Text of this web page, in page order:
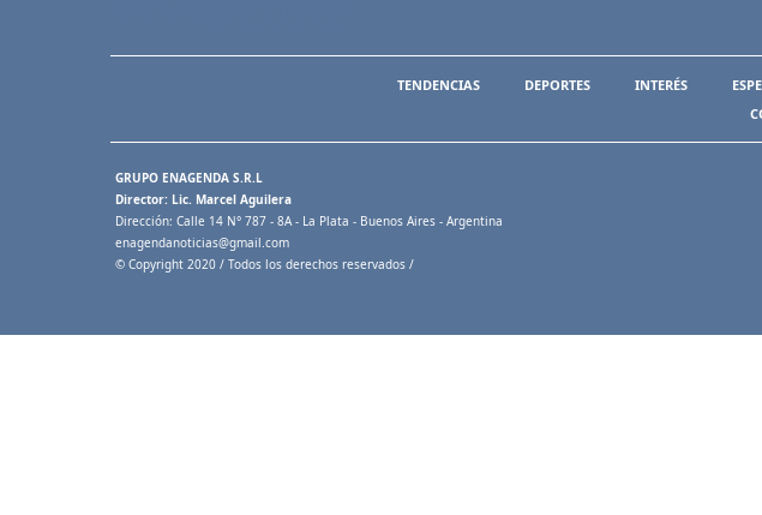
TENDENCIAS DEPORTES INTERÉS
GRUPO ENAGENDA S.R.L
Director: Lic. Marcel Aguilera
Dirección: Calle 14 N° 787 - 8A - La Plata - Buenos Aires - Argentina
enagendanoticias@gmail.com
© Copyright 2020 / Todos los derechos reservados /